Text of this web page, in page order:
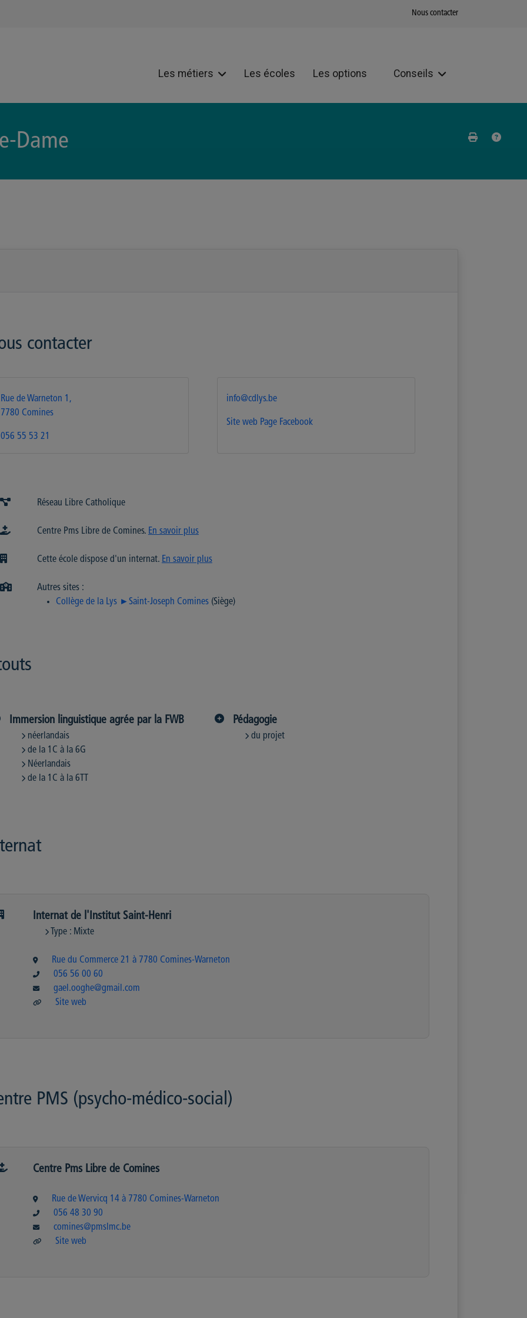
Nous contacter
Les métiers Les écoles Les options Conseils
Dame
contacter
Rue de Warneton 1,
7780 Comines
056 55 53 21
info@cdlys.be
Site web Page Facebook
Réseau Libre Catholique
Centre Pms Libre de Comines. En savoir plus
Cette école dispose d'un internat. En savoir plus
Autres sites :
Collège de la Lys ►Saint-Joseph Comines(Siège)
Immersion linguistique agrée par la FWB
néerlandais
de la 1C à la 6G
Néerlandais
de la 1C à la 6TT
Pédagogie
du projet
Internat de l'Institut Saint-Henri
Type : Mixte
Rue du Commerce 21 à 7780 Comines-Warneton
056 56 00 60
gael.ooghe@gmail.com
Site web
PMS (psycho-médico-social)
Centre Pms Libre de Comines
Rue de Wervicq 14 à 7780 Comines-Warneton
056 48 30 90
comines@pmslmc.be
Site web